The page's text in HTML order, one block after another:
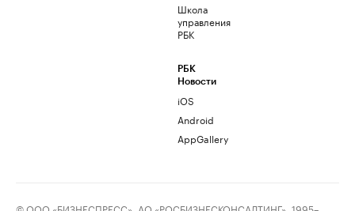
Школа
управления
РБК
РБК
Новости
iOS
Android
AppGallery